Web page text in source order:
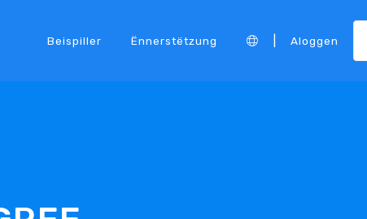
Beispiller Ënnerstëtzung Aloggen